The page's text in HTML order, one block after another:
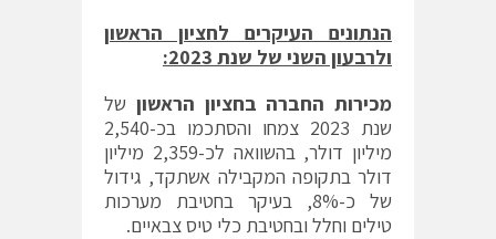
הנתונים העיקרים לחציון הראשון
ולרבעון השני של שנת 2023:
מכירות החברה בחציון הראשון של
שנת 2023 צמחו והסתכמו בכ-2,540
מיליון דולר, בהשוואה לכ-2,359 מיליון
דולר בתקופה המקבילה אשתקד, גידול
של כ-8%, בעיקר בחטיבת מערכות
טילים וחלל ובחטיבת כלי טיס צבאיים.